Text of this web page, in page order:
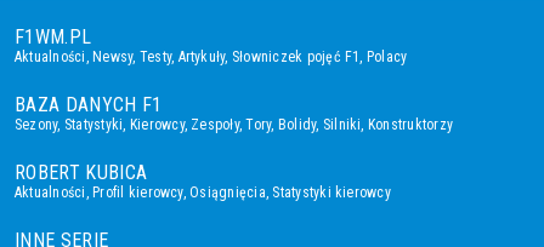
F1WM.PL
Aktualności, Newsy, Testy, Artykuły, Słowniczek pojęć F1, Polacy
BAZA DANYCH F1
Sezony, Statystyki, Kierowcy, Zespoły,Tory, Bolidy, Silniki, Konstruktorzy
ROBERT KUBICA
Aktualności, Profil kierowcy,Osiągnięcia, Statystyki kierowcy
INNE SERIE